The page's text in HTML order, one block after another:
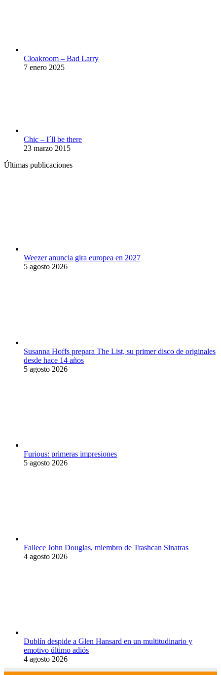
Cloakroom – Bad Larry
7 enero 2025
Chic – I´ll be there
23 marzo 2015
Últimas publicaciones
Weezer anuncia gira europea en 2027
5 agosto 2026
Susanna Hoffs prepara The List, su primer disco de originales
desde hace 14 años
5 agosto 2026
Furious: primeras impresiones
5 agosto 2026
Fallece John Douglas, miembro de Trashcan Sinatras
4 agosto 2026
Dublín despide a Glen Hansard en un multitudinario y
emotivo último adiós
4 agosto 2026